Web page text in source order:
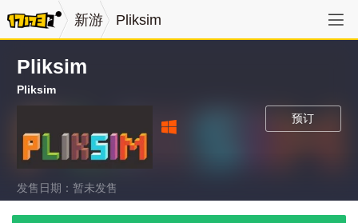
新游 Pliksim
Pliksim
Pliksim
预订
发售日期：暂未发售